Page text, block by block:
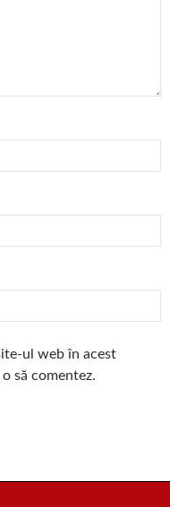
ul web în acest
să comentez.